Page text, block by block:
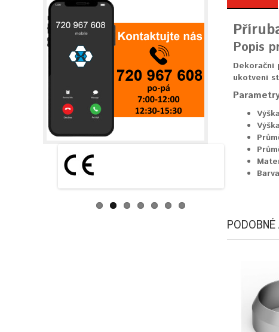
Popis
Dekorační
ukotvení